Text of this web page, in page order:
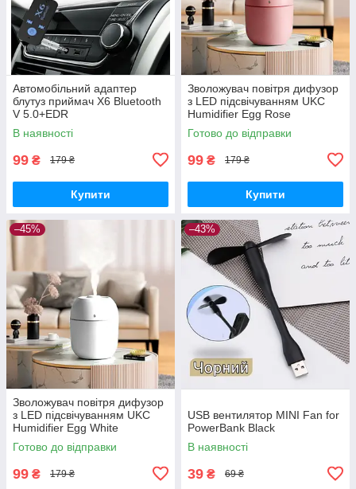
Автомобільний адаптер
блутуз приймач X6 Bluetooth
V 5.0+EDR
В наявності
99 ₴ 179 ₴
Купити
Зволожувач повітря дифузор
з LED підсвічуванням UKC
Humidifier Egg Rose
Готово до відправки
99 ₴ 179 ₴
Купити
–45%
Зволожувач повітря дифузор
з LED підсвічуванням UKC
Humidifier Egg White
Готово до відправки
99 ₴ 179 ₴
–43%
USB вентилятор MINI Fan for
PowerBank Black
В наявності
39 ₴ 69 ₴